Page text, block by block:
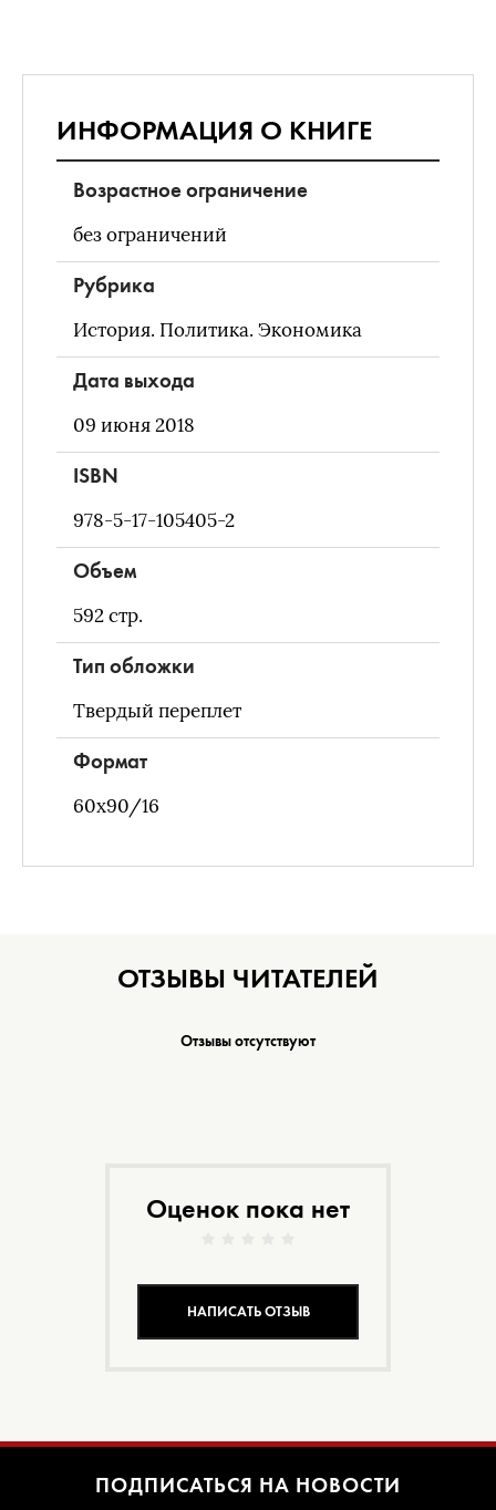
ИНФОРМАЦИЯ О КНИГЕ
Возрастное ограничение
без ограничений
Рубрика
История. Политика. Экономика
Дата выхода
09 июня 2018
ISBN
978-5-17-105405-2
Объем
592стр.
Тип обложки
Твердый переплет
Формат
60x90/16
ОТЗЫВЫ ЧИТАТЕЛЕЙ
Отзывы отсутствуют
Оценок пока нет
НАПИСАТЬ ОТЗЫВ
ПОДПИСАТЬСЯ НА НОВОСТИ